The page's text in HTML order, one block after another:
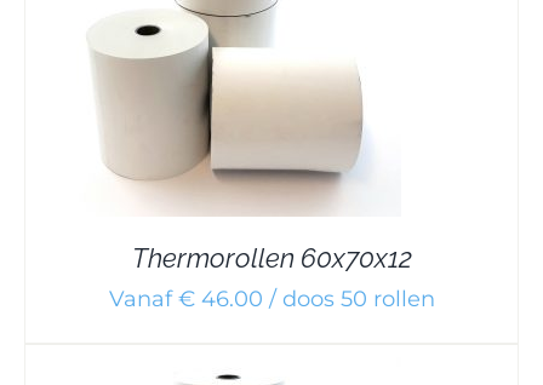
Thermorollen 60x70x12
Vanaf € 46.00 / doos 50 rollen